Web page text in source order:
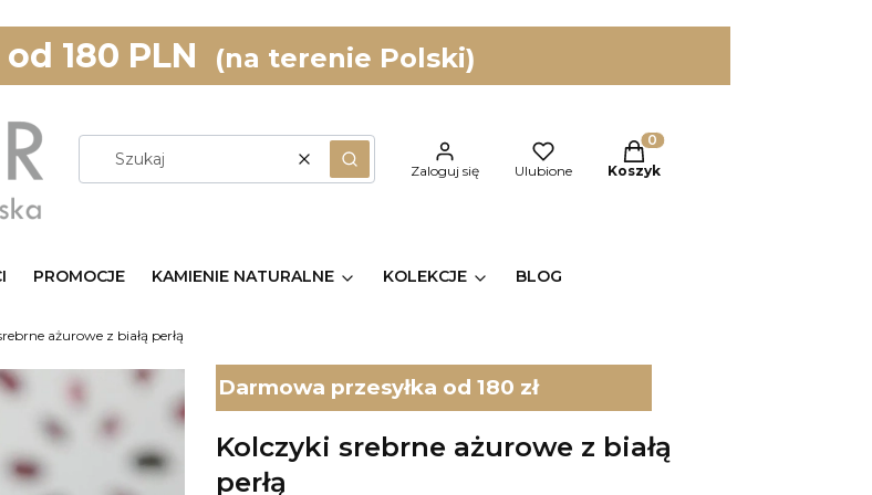
180 PLN (na terenie Polski)
WyczyśćSzukaj Zaloguj się Ulubione
Produkty w koszyku: 0.
Koszyk
PROMOCJE KAMIENIE NATURALNE KOLEKCJE BLOG
ażurowe z białą perłą
Darmowa przesyłka od 180 zł
Kolczyki srebrne ażurowe z białą
perłą